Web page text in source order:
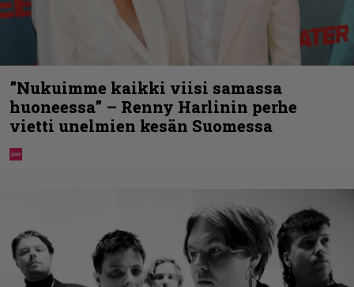
”Nukuimme kaikki viisi samassa
huoneessa” – Renny Harlinin perhe
vietti unelmien kesän Suomessa